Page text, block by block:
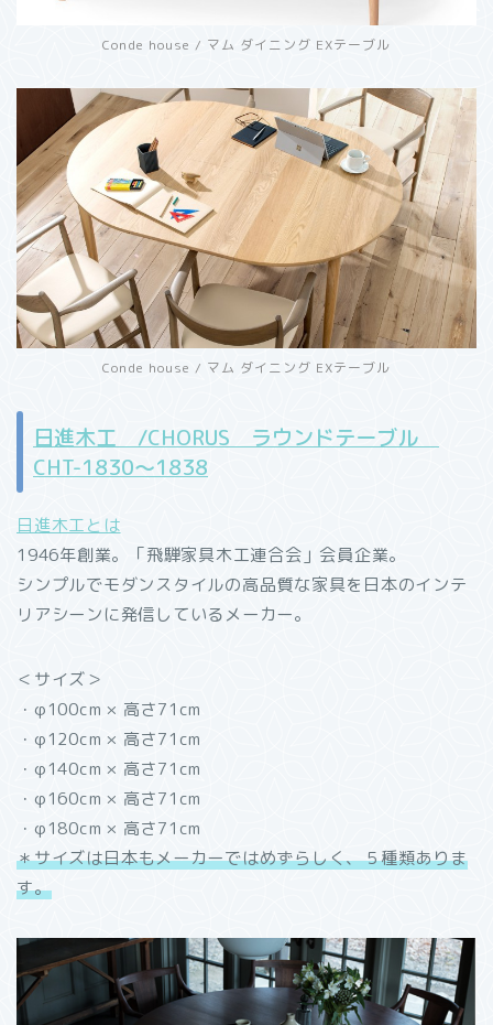
Conde house / マム ダイニング EXテーブル
Conde house / マム ダイニング EXテーブル
日進木工 /CHORUS ラウンドテーブル
CHT-1830～1838
日進木工とは
1946年創業。「飛騨家具木工連合会」会員企業。
シンプルでモダンスタイルの高品質な家具を日本のインテ
リアシーンに発信しているメーカー。
＜サイズ＞
・φ100cm × 高さ71cm
・φ120cm × 高さ71cm
・φ140cm × 高さ71cm
・φ160cm × 高さ71cm
・φ180cm × 高さ71cm
＊サイズは日本もメーカーではめずらしく、５種類ありま
す。